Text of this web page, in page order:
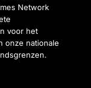
Network
voor het
onze nationale